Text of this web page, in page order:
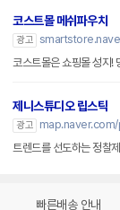
코스트몰 메쉬파우치
광고
코스트몰은 쇼핑몰 성지!
제니스튜디오 립스틱
광고
빠른배송 안내